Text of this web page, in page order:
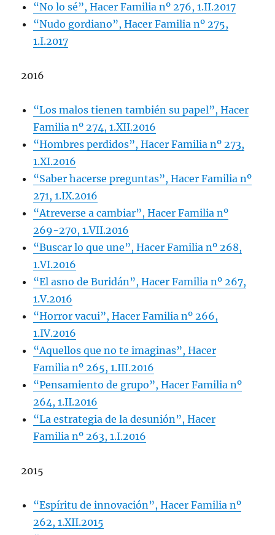
“No lo sé”, Hacer Familia nº 276, 1.II.2017
“Nudo gordiano”, Hacer Familia nº 275,
1.I.2017
2016
“Los malos tienen también su papel”, Hacer
Familia nº 274, 1.XII.2016
“Hombres perdidos”, Hacer Familia nº 273,
1.XI.2016
“Saber hacerse preguntas”, Hacer Familia nº
271, 1.IX.2016
“Atreverse a cambiar”, Hacer Familia nº
269-270, 1.VII.2016
“Buscar lo que une”, Hacer Familia nº 268,
1.VI.2016
“El asno de Buridán”, Hacer Familia nº 267,
1.V.2016
“Horror vacui”, Hacer Familia nº 266,
1.IV.2016
“Aquellos que no te imaginas”, Hacer
Familia nº 265, 1.III.2016
“Pensamiento de grupo”, Hacer Familia nº
264, 1.II.2016
“La estrategia de la desunión”, Hacer
Familia nº 263, 1.I.2016
2015
“Espíritu de innovación”, Hacer Familia nº
262, 1.XII.2015